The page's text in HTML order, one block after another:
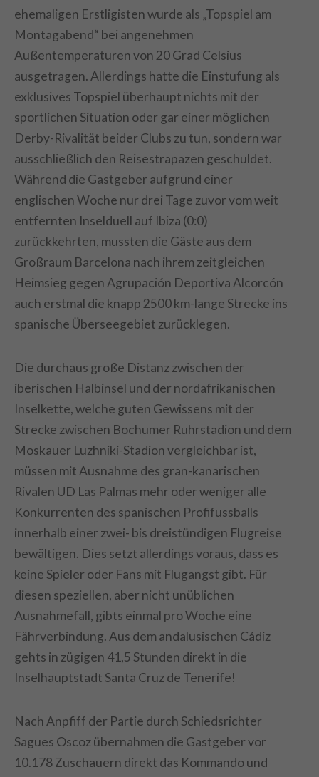
ehemaligen Erstligisten wurde als „Topspiel am
Montagabend“ bei angenehmen
Außentemperaturen von 20 Grad Celsius
ausgetragen. Allerdings hatte die Einstufung als
exklusives Topspiel überhaupt nichts mit der
sportlichen Situation oder gar einer möglichen
Derby-Rivalität beider Clubs zu tun, sondern war
ausschließlich den Reisestrapazen geschuldet.
Während die Gastgeber aufgrund einer
englischen Woche nur drei Tage zuvor vom weit
entfernten Inselduell auf Ibiza (0:0)
zurückkehrten, mussten die Gäste aus dem
Großraum Barcelona nach ihrem zeitgleichen
Heimsieg gegen Agrupación Deportiva Alcorcón
auch erstmal die knapp 2500 km-lange Strecke ins
spanische Überseegebiet zurücklegen.
Die durchaus große Distanz zwischen der
iberischen Halbinsel und der nordafrikanischen
Inselkette, welche guten Gewissens mit der
Strecke zwischen Bochumer Ruhrstadion und dem
Moskauer Luzhniki-Stadion vergleichbar ist,
müssen mit Ausnahme des gran-kanarischen
Rivalen UD Las Palmas mehr oder weniger alle
Konkurrenten des spanischen Profifussballs
innerhalb einer zwei- bis dreistündigen Flugreise
bewältigen. Dies setzt allerdings voraus, dass es
keine Spieler oder Fans mit Flugangst gibt. Für
diesen speziellen, aber nicht unüblichen
Ausnahmefall, gibts einmal pro Woche eine
Fährverbindung. Aus dem andalusischen Cádiz
gehts in zügigen 41,5 Stunden direkt in die
Inselhauptstadt Santa Cruz de Tenerife!
Nach Anpfiff der Partie durch Schiedsrichter
Sagues Oscoz übernahmen die Gastgeber vor
10.178 Zuschauern direkt das Kommando und